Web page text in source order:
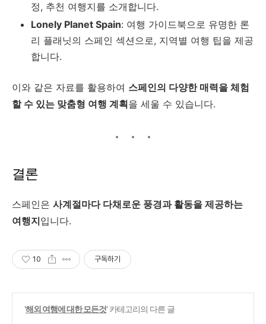
정, 추천 여행지를 소개합니다.
Lonely Planet Spain: 여행 가이드북으로 유명한 론
리 플래닛의 스페인 섹션으로, 지역별 여행 팁을 제공
합니다.
이와 같은 자료를 활용하여 스페인의 다양한 매력을 체험
할 수 있는 맞춤형 여행 계획을 세울 수 있습니다.
결론
스페인은 사계절마다 다채로운 풍경과 활동을 제공하는
여행지입니다.
10 구독하기
'해외 여행에 대한 모든것' 카테고리의 다른 글